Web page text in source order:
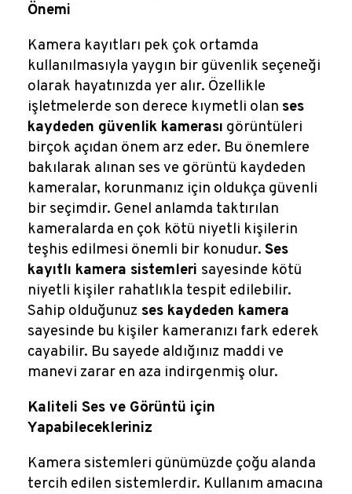
Önemi
Kamera kayıtları pek çok ortamda
kullanılmasıyla yaygın bir güvenlik seçeneği
olarak hayatınızda yer alır. Özellikle
işletmelerde son derece kıymetli olan ses
kaydeden güvenlik kamerası görüntüleri
birçok açıdan önem arz eder. Bu önemlere
bakılarak alınan ses ve görüntü kaydeden
kameralar, korunmanız için oldukça güvenli
bir seçimdir. Genel anlamda taktırılan
kameralarda en çok kötü niyetli kişilerin
teşhis edilmesi önemli bir konudur. Ses
kayıtlı kamera sistemleri sayesinde kötü
niyetli kişiler rahatlıkla tespit edilebilir.
Sahip olduğunuz ses kaydeden kamera
sayesinde bu kişiler kameranızı fark ederek
cayabilir. Bu sayede aldığınız maddi ve
manevi zarar en aza indirgenmiş olur.
Kaliteli Ses ve Görüntü için
Yapabilecekleriniz
Kamera sistemleri günümüzde çoğu alanda
tercih edilen sistemlerdir. Kullanım amacına